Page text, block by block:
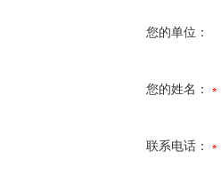
您的单位：
您的姓名：
联系电话：